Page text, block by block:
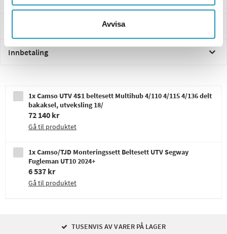
Avvisa
Innbetaling
1x Camso UTV 4S1 beltesett Multihub 4/110 4/115 4/136 delt
bakaksel, utveksling 18/
72 140 kr
Gå til produktet
1x Camso/TJD Monteringssett Beltesett UTV Segway
Fugleman UT10 2024+
6 537 kr
Gå til produktet
TUSENVIS AV VARER PÅ LAGER